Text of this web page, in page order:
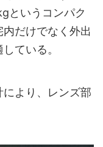
というコンパク
内だけでなく外出
ている。
より、レンズ部